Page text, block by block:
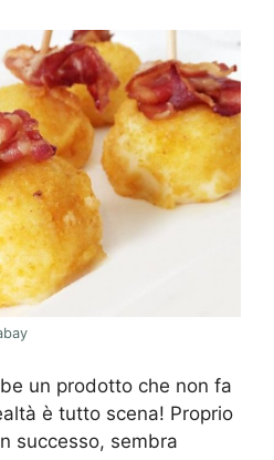
un prodotto che non fa
è tutto scena! Proprio
successo, sembra